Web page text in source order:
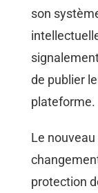
son
de publier
plateforme.
Le
protection